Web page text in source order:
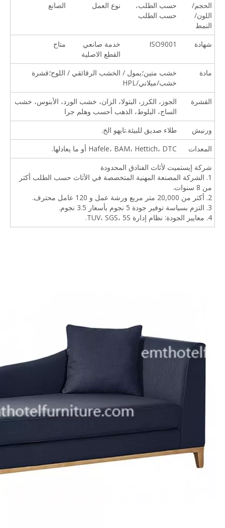
الحجم/
اللون/
النمط
حسب الطلب،
حسب الطلب
نوع العمل الصانع
شهادة ISO9001
خدمة صانعي
القطع الاصلية
متاح
مادة
خشب متين؛يمول / الخشب الرقائقي / اللوح؛قشرة
خشب/ميلاني/HPL
القشرة
الجوز، الكرز، البتولا، الزان، خشب الورد، الأبنوس، خشب
الساج، البلوط، الذهب أحسب وهلم جرا
ورنيش
طلاء صديق للبيئة.تايهو الخ.
المعدات
Hafele، BAM، Hettich، DTC أو ما يعادلها.
شركة إيستميت لأثاث الفنادق المحدودة
1. الشركة المصنعة المهنية المتخصصة في الأثاث حسب الطلب أكثر
من 8 سنوات.
2. أكثر من 20,000 متر مربع ورشة عمل و 120 عامل محترف.
3. التزم بسياسة توفير جودة 5 نجوم بأسعار 3.5 نجوم.
4. معايير الجودة: نظام إدارة TUV، SGS، 5S.